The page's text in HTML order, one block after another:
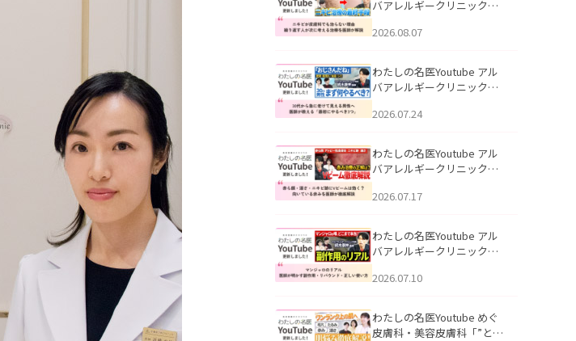
バアレルギークリニック札
らない理由｜繰り返す人が
説」を公開いたしました。
2026.08.07
わたしの名医Youtube アル
バアレルギークリニック札
える男性へ｜医師が教える
公開いたしました。
2026.07.24
わたしの名医Youtube アル
バアレルギークリニック札
跡にVビームは効く？向いて
説」を公開いたしました。
2026.07.17
わたしの名医Youtube アル
バアレルギークリニック札
医師が明かす副作用・リバ
公開いたしました。
2026.07.10
わたしの名医Youtube めぐ
皮膚科・美容皮膚科「”とお